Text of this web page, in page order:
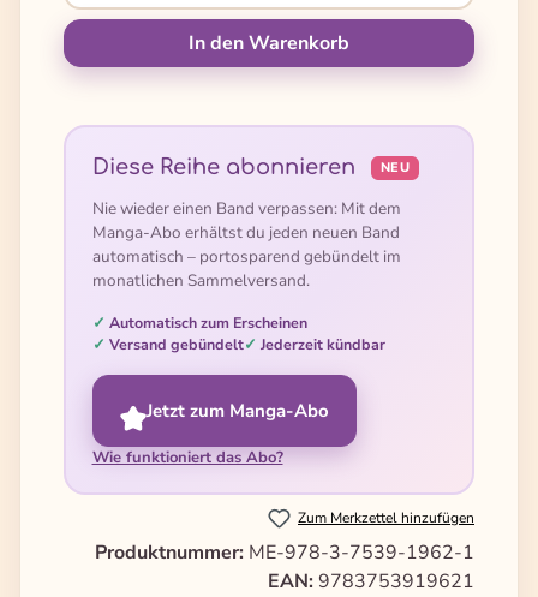
In den Warenkorb
Diese Reihe abonnieren NEU
Nie wieder einen Band verpassen: Mit dem
Manga-Abo erhältst du jeden neuen Band
automatisch – portosparend gebündelt im
monatlichen Sammelversand.
Automatisch zum Erscheinen
Versand gebündelt
Jederzeit kündbar
Jetzt zum Manga-Abo
Wie funktioniert das Abo?
Zum Merkzettel hinzufügen
Produktnummer: ME-978-3-7539-1962-1
EAN: 9783753919621